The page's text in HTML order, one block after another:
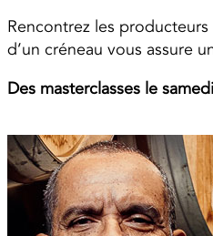
Rencontrez les
d’un créneau vous assure
Des masterclasses le